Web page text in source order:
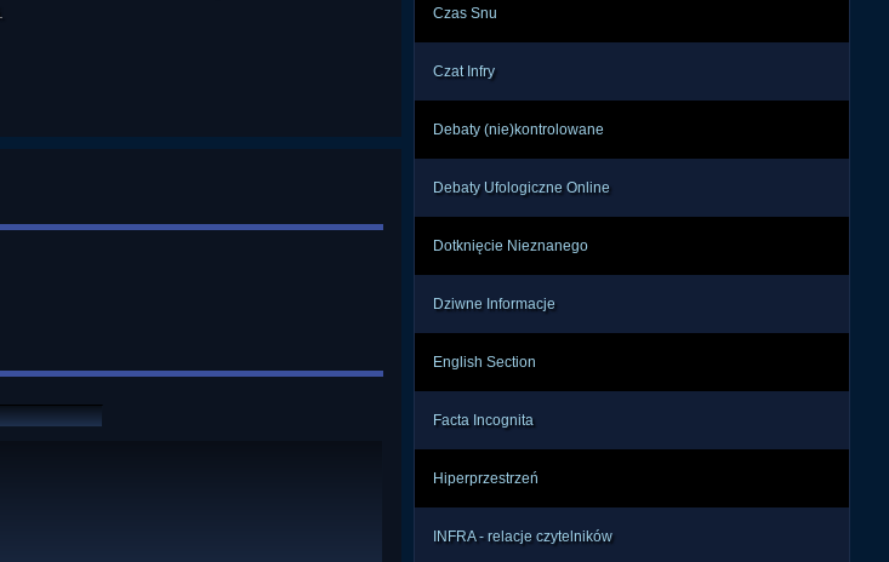
Czas Snu
Czat Infry
Debaty (nie)kontrolowane
Debaty Ufologiczne Online
Dotknięcie Nieznanego
Dziwne Informacje
English Section
Facta Incognita
Hiperprzestrzeń
INFRA - relacje czytelników